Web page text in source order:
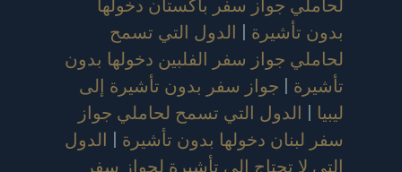
لحاملي جواز سفر باكستان دخولها
بدون تأشيرة | الدول التي تسمح
لحاملي جواز سفر الفلبين دخولها بدون
تأشيرة | جواز سفر بدون تأشيرة إلى
ليبيا | الدول التي تسمح لحاملي جواز
سفر لبنان دخولها بدون تأشيرة | الدول
التي لا تحتاج إلى تأشيرة لجواز سفر